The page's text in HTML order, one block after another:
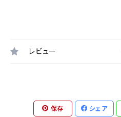
レビュー
保存 シェア